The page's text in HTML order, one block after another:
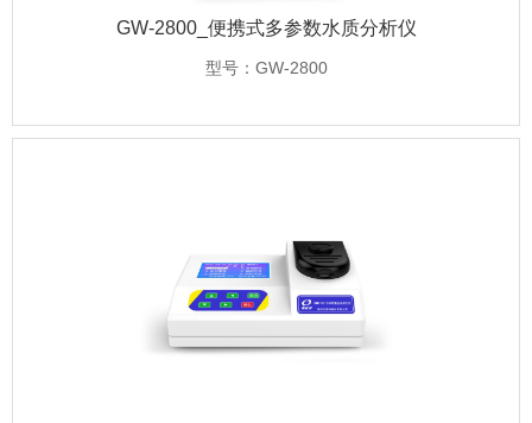
GW-2800_便携式多参数水质分析仪
型号：GW-2800